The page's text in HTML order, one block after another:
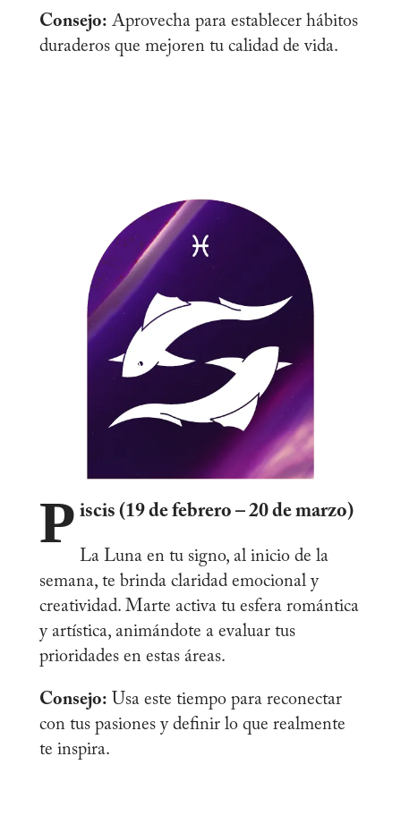
Consejo: Aprovecha para establecer hábitos
duraderos que mejoren tu calidad de vida.
P iscis (19 de febrero – 20 de marzo)
La Luna en tu signo, al inicio de la
semana, te brinda claridad emocional y
creatividad. Marte activa tu esfera romántica
y artística, animándote a evaluar tus
prioridades en estas áreas.
Consejo: Usa este tiempo para reconectar
con tus pasiones y definir lo que realmente
te inspira.